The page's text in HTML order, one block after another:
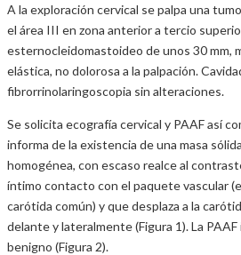
A la exploración cervical se palpa una
el área III en zona anterior a tercio
esternocleidomastoideo de unos 30 mm,
elástica, no dolorosa a la palpación.
fibrorrinolaringoscopia sin alteraciones.
Se solicita ecografía cervical y PAAF así
informa de la existencia de una masa
homogénea, con escaso realce al
íntimo contacto con el paquete vascular
carótida común) y que desplaza a la
delante y lateralmente (Figura 1). La
benigno (Figura 2).